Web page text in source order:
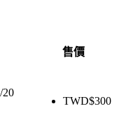
售價
20
TWD$300